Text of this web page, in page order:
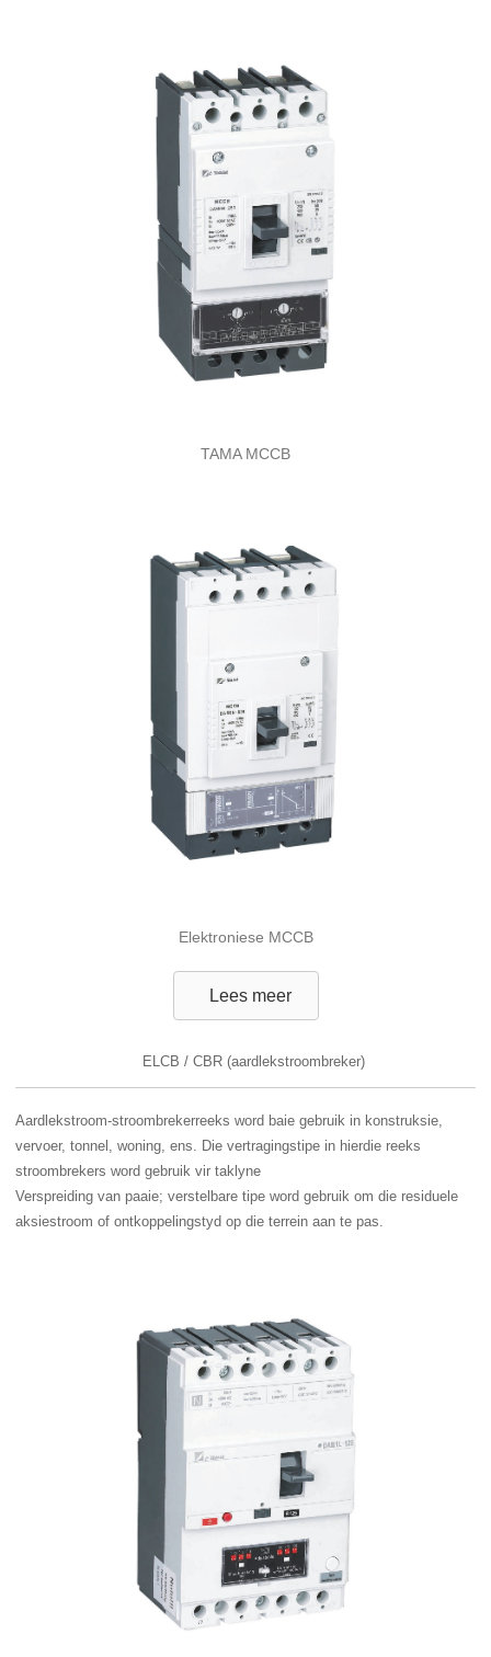
TAMA MCCB
Elektroniese MCCB
Lees meer
ELCB / CBR (aardlekstroombreker)
Aardlekstroom-stroombrekerreeks word baie gebruik in konstruksie,
vervoer, tonnel, woning, ens. Die vertragingstipe in hierdie reeks
stroombrekers word gebruik vir taklyne
Verspreiding van paaie; verstelbare tipe word gebruik om die residuele
aksiestroom of ontkoppelingstyd op die terrein aan te pas.